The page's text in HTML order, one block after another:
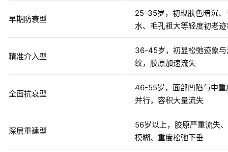
早期防衰型
25-35岁，初现肤色暗沉、
水、毛孔粗大等轻度初老
精准介入型
36-45岁，初显松弛迹象与
纹，胶原加速流失
全面抗衰型
46-55岁，面部凹陷与中重
并行，容积大量流失
深层重建型
56岁以上，胶原严重流失
模糊、重度松弛下垂